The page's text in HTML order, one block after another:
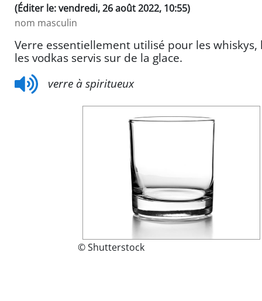
(Éditer le: vendredi, 26 août 2022, 10:55)
nom masculin
Verre essentiellement utilisé pour les whiskys,
les vodkas servis sur de la glace.
verre à spiritueux
© Shutterstock